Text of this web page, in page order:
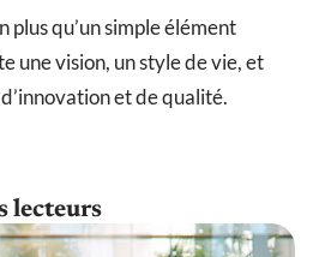
plus qu’un simple élément
une vision, un style de vie, et
et de qualité.
lecteurs